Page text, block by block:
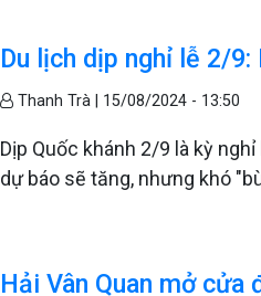
Du lịch dịp nghỉ lễ 2/
Thanh Trà | 15/08/2024 - 13:50
Dịp Quốc khánh 2/9 là kỳ
dự báo sẽ tăng, nhưng khó
Hải Vân Quan mở cửa